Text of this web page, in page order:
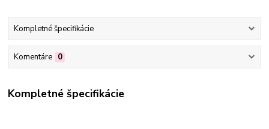
Kompletné špecifikácie
Komentáre 0
Kompletné špecifikácie